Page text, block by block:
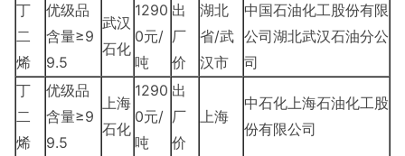
丁
二
烯
优级品
含量≥9
9.5
武汉
石化
1290
0元/
吨
出
厂
价
湖北
省/武
汉市
中国石油化工股份有限
公司湖北武汉石油分公
司
丁
二
烯
优级品
含量≥9
9.5
上海
石化
1290
0元/
吨
出
厂
价
上海
中石化上海石油化工股
份有限公司